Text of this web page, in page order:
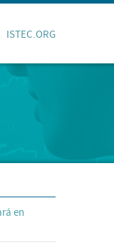
ISTEC.ORG
en